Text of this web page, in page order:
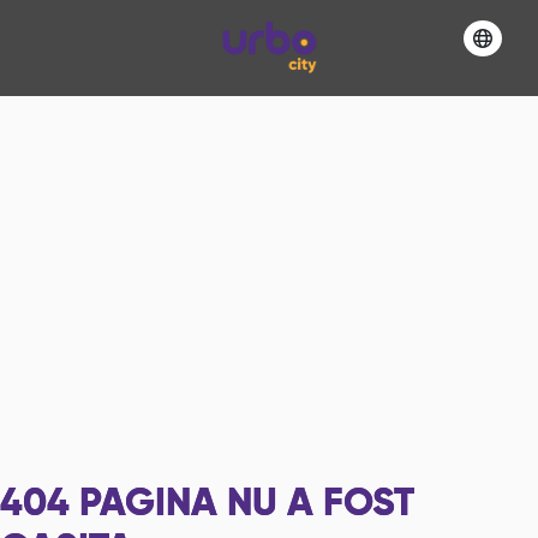
404 PAGINA NU A FOST